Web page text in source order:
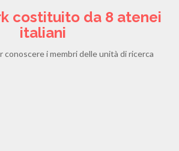
costituito da 8 atenei
italiani
conoscere i membri delle unità di ricerca